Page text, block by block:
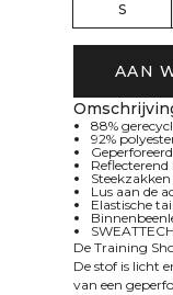
S
AAN
88%
92%
Lus aan de
Elastische
De Training
De stof is licht
van een